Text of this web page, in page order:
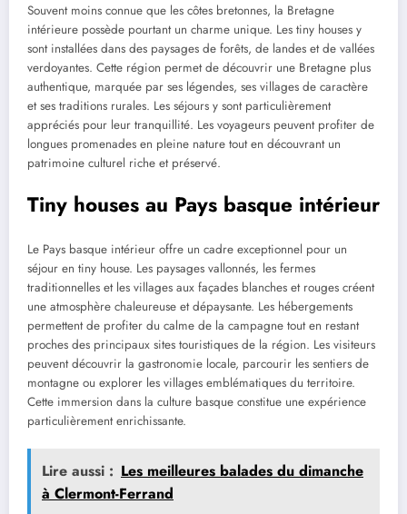
Souvent moins connue que les côtes bretonnes, la Bretagne
intérieure possède pourtant un charme unique. Les tiny houses y
sont installées dans des paysages de forêts, de landes et de vallées
verdoyantes. Cette région permet de découvrir une Bretagne plus
authentique, marquée par ses légendes, ses villages de caractère
et ses traditions rurales. Les séjours y sont particulièrement
appréciés pour leur tranquillité. Les voyageurs peuvent profiter de
longues promenades en pleine nature tout en découvrant un
patrimoine culturel riche et préservé.
Tiny houses au Pays basque intérieur
Le Pays basque intérieur offre un cadre exceptionnel pour un
séjour en tiny house. Les paysages vallonnés, les fermes
traditionnelles et les villages aux façades blanches et rouges créent
une atmosphère chaleureuse et dépaysante. Les hébergements
permettent de profiter du calme de la campagne tout en restant
proches des principaux sites touristiques de la région. Les visiteurs
peuvent découvrir la gastronomie locale, parcourir les sentiers de
montagne ou explorer les villages emblématiques du territoire.
Cette immersion dans la culture basque constitue une expérience
particulièrement enrichissante.
Lire aussi : Les meilleures balades du dimanche
à Clermont-Ferrand